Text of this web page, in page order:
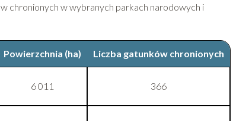
chronionych w wybranych parkach narodowych i
Powierzchnia (ha) Liczba gatunków chronionych
6 011 366